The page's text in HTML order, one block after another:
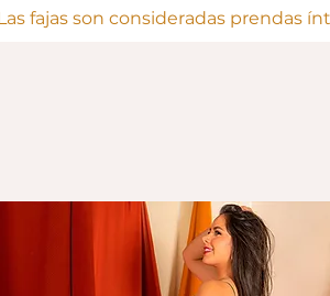
fajas son consideradas prendas